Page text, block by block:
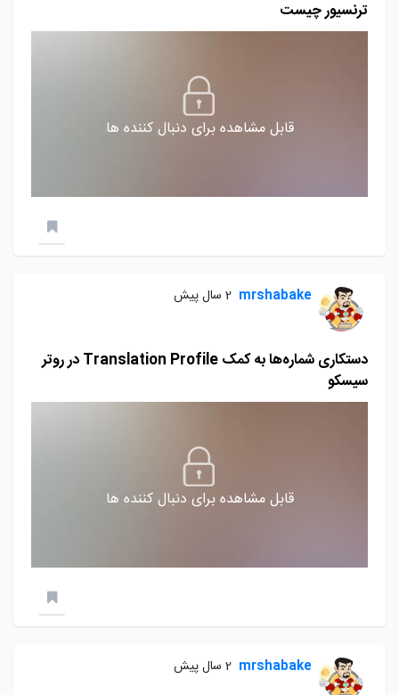
ترنسیور چیست
قابل مشاهده برای دنبال کننده ها
mrshabake 2 سال پیش
دستکاری شماره‌ها به کمک Translation Profile در روتر
سیسکو
قابل مشاهده برای دنبال کننده ها
mrshabake 2 سال پیش